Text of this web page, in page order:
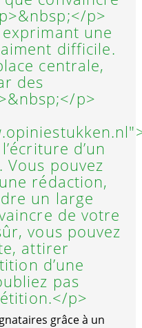
p>
une
difficile.
centrale,
des
p>
d’un
Vous pouvez
rédaction,
un large
de votre
vous pouvez
attirer
d’une
pas
p>
grâce à un